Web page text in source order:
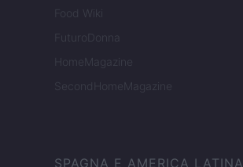
Food Wiki
FuturoDonna
HomeMagazine
SecondHomeMagazine
SPAGNA E AMERICA LATINA